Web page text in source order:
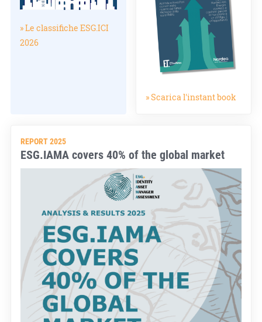
» Le classifiche ESG.ICI
2026
» Scarica l'instant book
REPORT 2025
ESG.IAMA covers 40% of the global market